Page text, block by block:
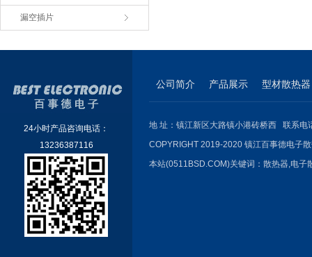
漏空插片
24小时产品咨询电话：
13236387116
公司简介 产品展示 型材散热器
地 址：镇江新区大路镇小港砖桥西 联系
COPYRIGHT 2019-2020 镇江百事德电子
本站(0511BSD.COM)关键词： 散热器,电子